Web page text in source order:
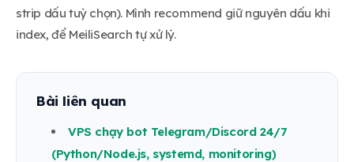
strip dấu tuỳ chọn). Mình recommend giữ nguyên dấu khi
index, để MeiliSearch tự xử lý.
Bài liên quan
VPS chạy bot Telegram/Discord 24/7
(Python/Node.js, systemd, monitoring)